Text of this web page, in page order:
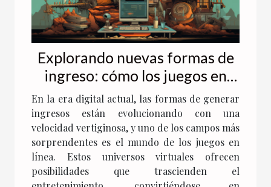
Explorando nuevas formas de
ingreso: cómo los juegos en
línea están revolucionando las
finanzas personales
En la era digital actual, las formas de generar
ingresos están evolucionando con una
velocidad vertiginosa, y uno de los campos más
sorprendentes es el mundo de los juegos en
línea. Estos universos virtuales ofrecen
posibilidades que trascienden el